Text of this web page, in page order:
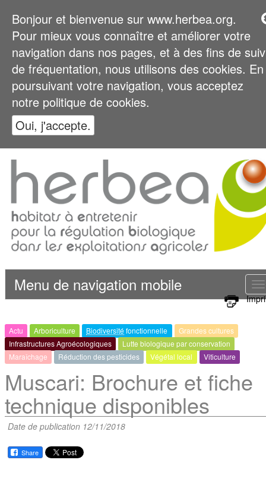
Bonjour et bienvenue sur www.herbea.org.
Pour mieux vous connaître et améliorer votre
navigation dans nos pages, et à des fins de
de fréquentation, nous utilisons des cookies. En
poursuivant votre navigation, vous acceptez
notre politique de cookies.
Oui, j'accepte.
Menu de navigation mobile
Actu Arboriculture Biodiversitéfonctionnelle
Grandes cultures
Infrastructures Agroécologiques
Lutte biologique par conservation
Maraîchage
Réduction des pesticides Végétal local Viticulture
Muscari: Brochure et fiche
technique disponibles
Date de publication 12/11/2018
Share